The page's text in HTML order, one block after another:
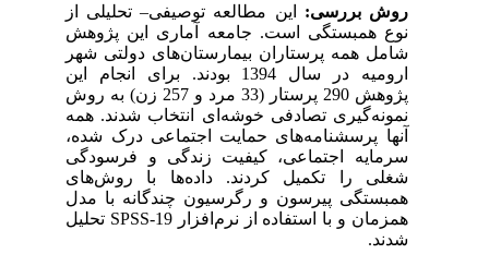
روش بررسی: این مطالعه توصیفی– تحلیلی از
نوع همبستگی است. جامعه آماری این پژوهش
شامل همه پرستاران بیمارستان‌های دولتی شهر
ارومیه در سال 1394 بودند. برای انجام این
پژوهش 290 پرستار (33 مرد و 257 زن) به روش
نمونه‌گیری تصادفی خوشه‌ای انتخاب شدند. همه
آنها پرسشنامه‌های حمایت اجتماعی درک شده،
سرمایه اجتماعی، کیفیت زندگی و فرسودگی
شغلی را تکمیل کردند. داده‌ها با روش‌های
همبستگی پیرسون و رگرسیون چندگانه با مدل
همزمان و با استفاده از نرم‌افزار SPSS-19تحلیل
شدند.